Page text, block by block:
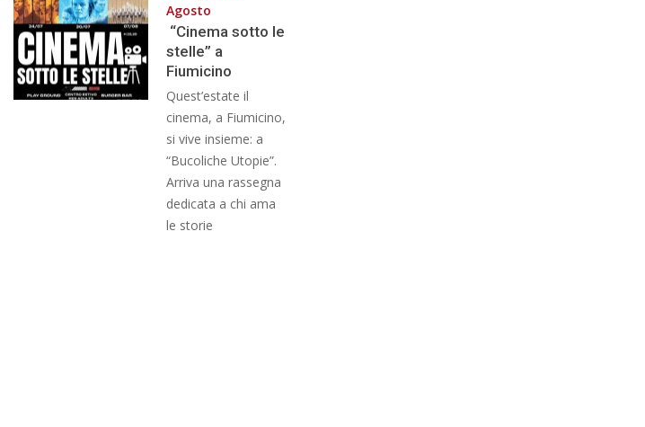
Agosto
“Cinema sotto le
stelle” a
Fiumicino
Quest’estate il
cinema, a Fiumicino,
si vive insieme: a
“Bucoliche Utopie”.
Arriva una rassegna
dedicata a chi ama
le storie